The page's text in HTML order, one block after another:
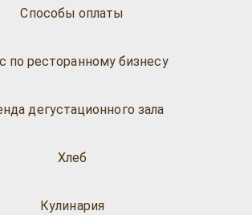
Способы оплаты
по ресторанному бизнесу
дегустационного зала
Хлеб
Кулинария